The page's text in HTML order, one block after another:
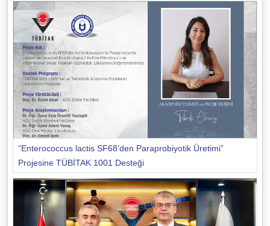
“Enterococcus lactis SF68’den Paraprobiyotik Üretimi”
Projesine TÜBİTAK 1001 Desteği